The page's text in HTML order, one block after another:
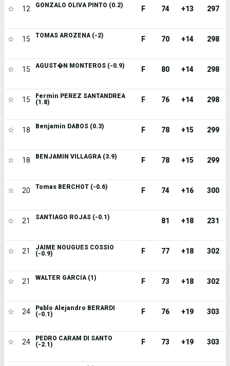
☆ 12 GONZALO OLIVA PINTO (0.2) F 74 +13 297
☆ 15 TOMAS AROZENA (-2) F 70 +14 298
☆ 15 AGUST�N MONTEROS (-0.9) F 80 +14 298
☆ 15
Fermin PEREZ SANTANDREA
(1.8)
F 76 +14 298
☆ 18 Benjamin DABOS (0.3) F 78 +15 299
☆ 18 BENJAMIN VILLAGRA (3.9) F 78 +15 299
☆ 20 Tomas BERCHOT (-0.6) F 74 +16 300
☆ 21 SANTIAGO ROJAS (-0.1) 81 +18 231
☆ 21
JAIME NOUGUES COSSIO
(-0.9)
F 77 +18 302
☆ 21 WALTER GARCIA (1) F 73 +18 302
☆ 24
Pablo Alejandro BERARDI
(-0.1)
F 76 +19 303
☆ 24
PEDRO CARAM DI SANTO
(-2.1)
F 73 +19 303